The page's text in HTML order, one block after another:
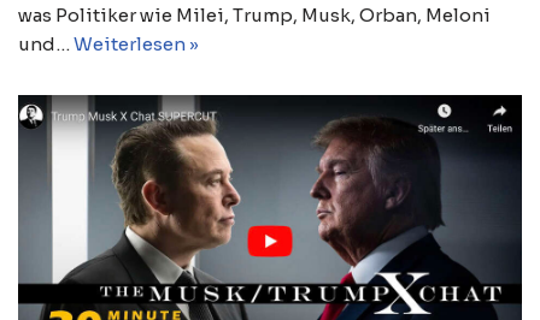
was Politiker wie Milei, Trump, Musk, Orban, Meloni
und…Weiterlesen »